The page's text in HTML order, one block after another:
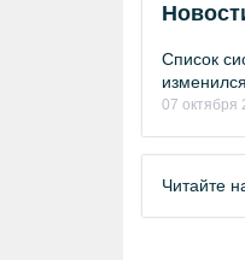
Список
07 октября
Читайте